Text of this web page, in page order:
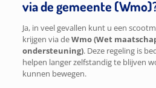
via de gemeente
Ja, in veel gevallen kunt u een
krijgen via deWmo (Wet
ondersteuning). Deze regeling is
helpen langer zelfstandig te blijven
kunnen bewegen.